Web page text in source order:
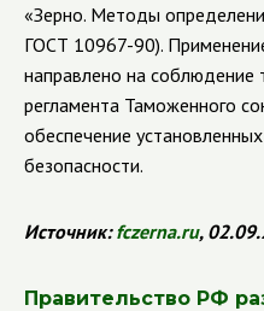
«Зерно. Методы
ГОСТ 10967-90).
направлено на соблюдение
регламента Таможенного
обеспечение
безопасности.
Источник:fczerna.ru,
Правительство РФ